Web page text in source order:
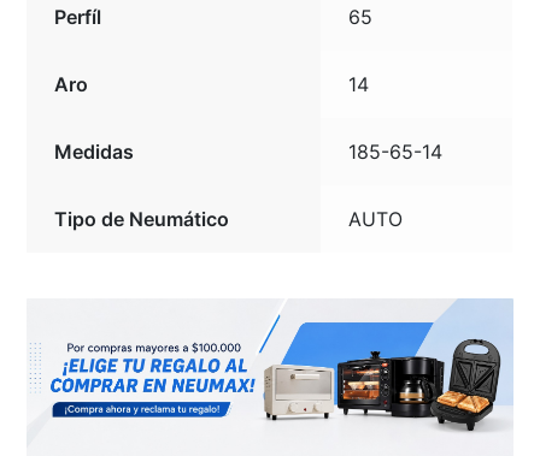
Perfíl 65
Aro 14
Medidas 185-65-14
Tipo de Neumático AUTO